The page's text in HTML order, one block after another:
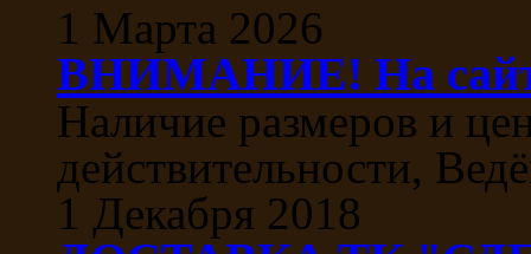
1 Марта 2026
ВНИМАНИЕ! На сайте
Наличие размеров и
действительности,
1 Декабря 2018